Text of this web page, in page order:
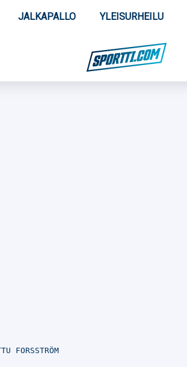
JALKAPALLO YLEISURHEILU
FORSSTRÖM